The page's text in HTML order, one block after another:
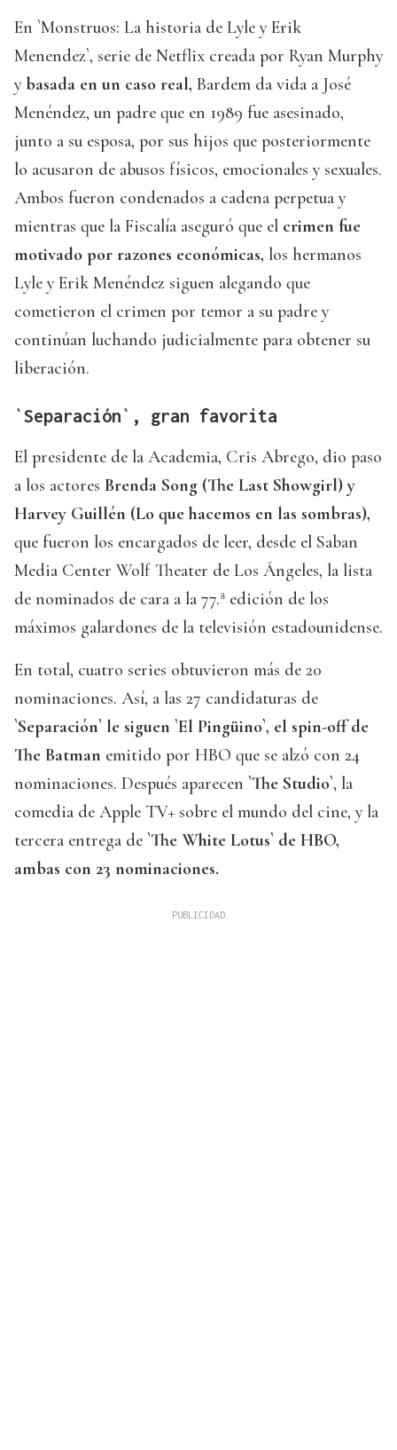
En `Monstruos: La historia de Lyle y Erik
Menendez`, serie de Netflix creada por Ryan Murphy
ybasada en un caso real, Bardem da vida a José
Menéndez, un padre que en 1989 fue asesinado,
junto a su esposa, por sus hijos que posteriormente
lo acusaron de abusos físicos, emocionales y sexuales.
Ambos fueron condenados a cadena perpetua y
mientras que la Fiscalía aseguró que el crimen fue
motivado por razones económicas, los hermanos
Lyle y Erik Menéndez siguen alegando que
cometieron el crimen por temor a su padre y
continúan luchando judicialmente para obtener su
liberación.
`Separación`, gran favorita
El presidente de la Academia, Cris Abrego, dio paso
a los actores Brenda Song (The Last Showgirl) y
Harvey Guillén (Lo que hacemos en las sombras),
que fueron los encargados de leer, desde el Saban
Media Center Wolf Theater de Los Ángeles, la lista
de nominados de cara a la 77.ª edición de los
máximos galardones de la televisión estadounidense.
En total, cuatro series obtuvieron más de 20
nominaciones. Así, a las 27 candidaturas de
`Separación` le siguen `El Pingüino`, el spin-off de
The Batman emitido por HBO que se alzó con 24
nominaciones. Después aparecen `The Studio`, la
comedia de Apple TV+ sobre el mundo del cine, y la
tercera entrega de `The White Lotus` de HBO,
ambas con 23 nominaciones.